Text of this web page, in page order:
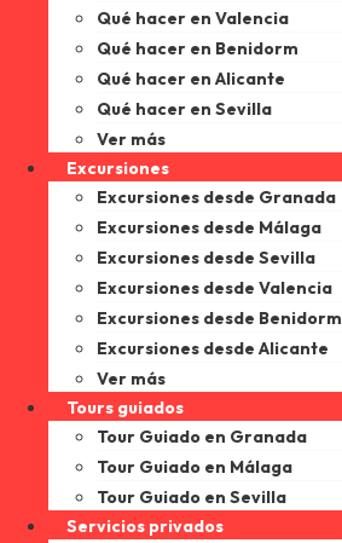
Qué hacer en Valencia
Qué hacer en Benidorm
Qué hacer en Alicante
Qué hacer en Sevilla
Ver más
Excursiones
Excursiones desde Granada
Excursiones desde Málaga
Excursiones desde Sevilla
Excursiones desde Valencia
Excursiones desde Benidorm
Excursiones desde Alicante
Ver más
Tours guiados
Tour Guiado en Granada
Tour Guiado en Málaga
Tour Guiado en Sevilla
Servicios privados